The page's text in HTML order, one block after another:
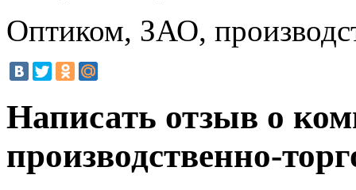
Оптиком, ЗАО,
Написать отзыв о
производственно-